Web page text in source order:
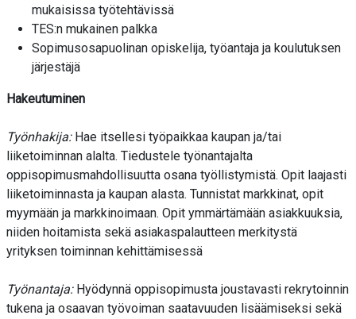
mukaisissa työtehtävissä
TES:n mukainen palkka
Sopimusosapuolinan opiskelija, työantaja ja koulutuksen
järjestäjä
Hakeutuminen
Työnhakija:Hae itsellesi työpaikkaa kaupan ja/tai
liiketoiminnan alalta. Tiedustele työnantajalta
oppisopimusmahdollisuutta osana työllistymistä. Opit laajasti
liiketoiminnasta ja kaupan alasta. Tunnistat markkinat, opit
myymään ja markkinoimaan. Opit ymmärtämään asiakkuuksia,
niiden hoitamista sekä asiakaspalautteen merkitystä
yrityksen toiminnan kehittämisessä
Työnantaja:Hyödynnä oppisopimusta joustavasti rekrytoinnin
tukena ja osaavan työvoiman saatavuuden lisäämiseksi sekä